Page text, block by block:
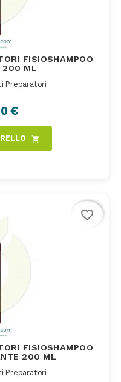
FISIOSHAMPOO
200 ML
Preparatori
€
shopping_cart
FISIOSHAMPOO
200 ML
Preparatori
favorite_border